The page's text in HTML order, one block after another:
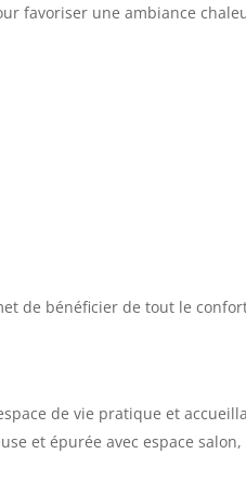
favoriser une ambiance
de bénéficier de tout le
de vie pratique et
et épurée avec espace